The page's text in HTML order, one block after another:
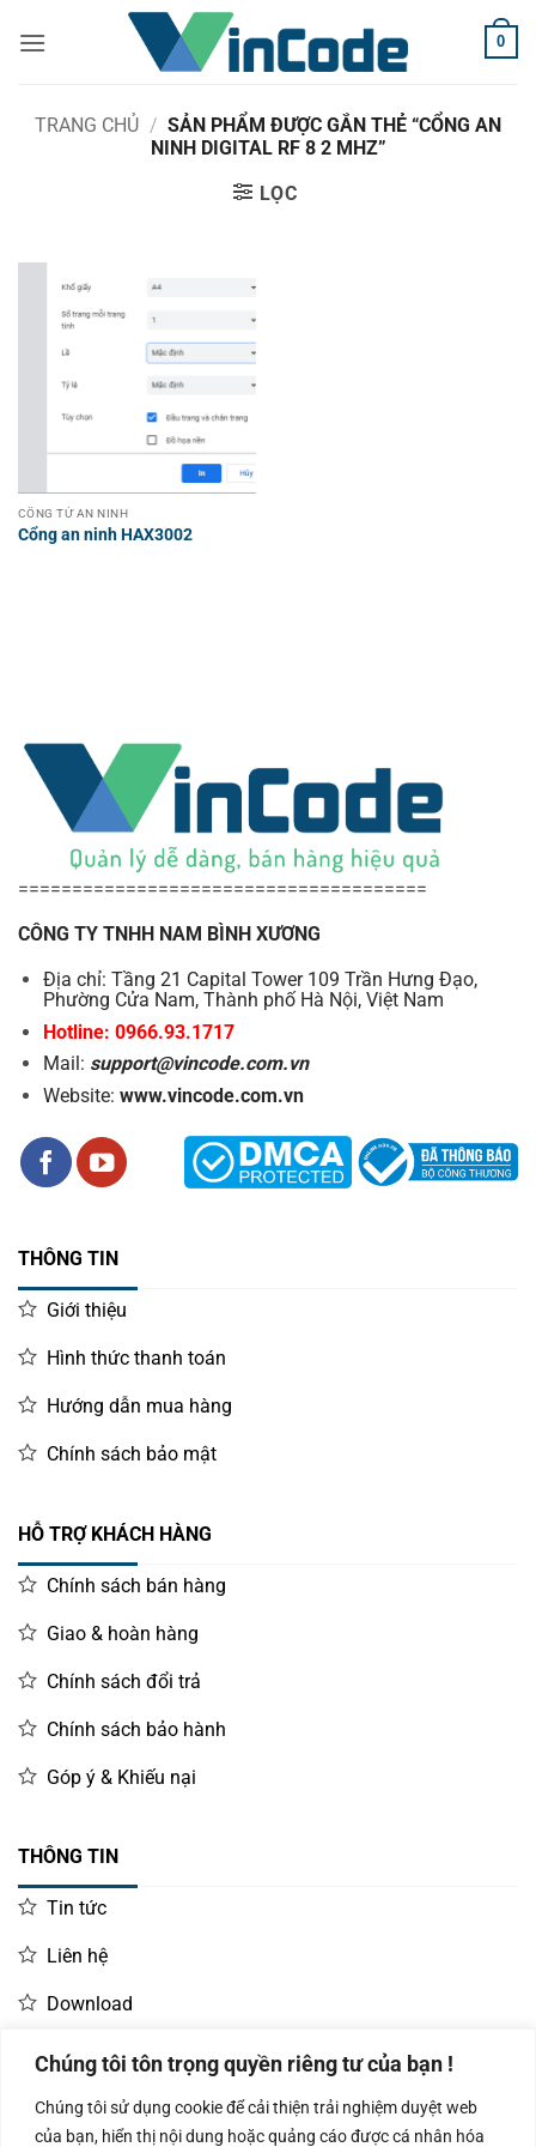
Chúng tôi tôn trọng quyền riêng tư của bạn !
Chúng tôi sử dụng cookie để cải thiện trải nghiệm duyệt web
của bạn, hiển thị nội dung hoặc quảng cáo được cá nhân hóa
qua
0
TRANG CHỦ / SẢN PHẨM ĐƯỢC GẮN THẺ “CỔNG AN
NINH DIGITAL RF 8 2 MHZ”
LỌC
CỔNG TỪ AN NINH
Cổng an ninh HAX3002
======================================
CÔNG TY TNHH NAM BÌNH XƯƠNG
Địa chỉ: Tầng 21 Capital Tower 109 Trần Hưng Đạo,
Phường Cửa Nam, Thành phố Hà Nội, Việt Nam
Hotline: 0966.93.1717
Mail: support@vincode.com.vn
Website: www.vincode.com.vn
THÔNG TIN
Giới thiệu
Hình thức thanh toán
Hướng dẫn mua hàng
Chính sách bảo mật
HỖ TRỢ KHÁCH HÀNG
Chính sách bán hàng
Giao & hoàn hàng
Chính sách đổi trả
Chính sách bảo hành
Góp ý & Khiếu nại
THÔNG TIN
Tin tức
Liên hệ
Download
LIÊN HỆ MUA HÀNG
Kinh doanh: KD Dự Án: 0987 Kế Toán: